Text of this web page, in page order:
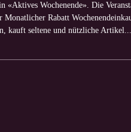
Wochenende». Die
Rabatt
kauft seltene und nützliche Artikel...